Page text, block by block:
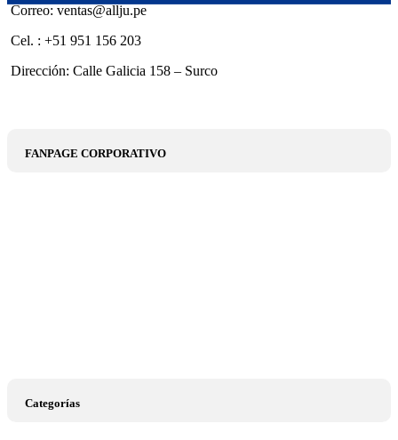
Correo: ventas@allju.pe
Cel. : +51 951 156 203
Dirección: Calle Galicia 158 – Surco
FANPAGE CORPORATIVO
Categorías